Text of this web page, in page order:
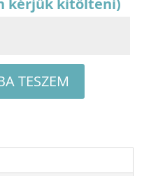
TESZEM